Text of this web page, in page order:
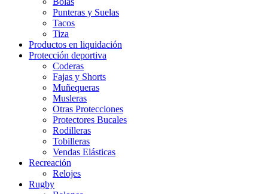
Punteras y Suelas
Tacos
Tiza
Productos en liquidación
Protección deportiva
Coderas
Fajas y Shorts
Muñequeras
Musleras
Otras Protecciones
Protectores Bucales
Rodilleras
Tobilleras
Vendas Elásticas
Recreación
Relojes
Rugby